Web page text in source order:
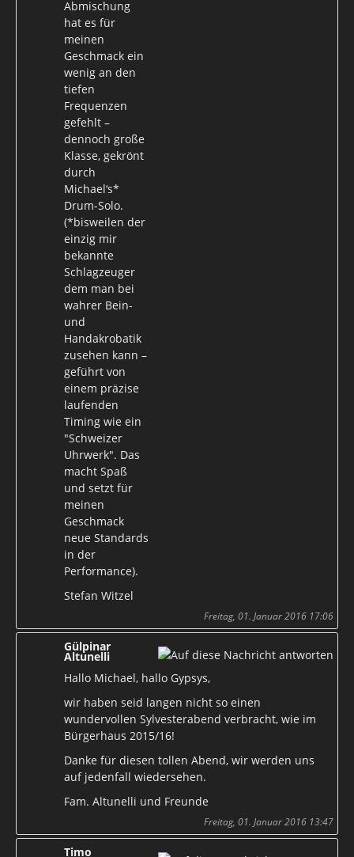
Abmischung
hat es für
meinen
Geschmack ein
wenig an den
tiefen
Frequenzen
gefehlt –
dennoch große
Klasse, gekrönt
durch
Michael‘s*
Drum-Solo.
(*bisweilen der
einzig mir
bekannte
Schlagzeuger
dem man bei
wahrer Bein-
und
Handakrobatik
zusehen kann –
geführt von
einem präzise
laufenden
Timing wie ein
"Schweizer
Uhrwerk". Das
macht Spaß
und setzt für
meinen
Geschmack
neue Standards
in der
Performance).
Stefan Witzel
Freitag, 01. Januar 2016 17:06
Gülpinar
Altunelli
Hallo Michael, hallo Gypsys,
wir haben seid langen nicht so einen
wundervollen Sylvesterabend verbracht, wie im
Bürgerhaus 2015/16!
Danke für diesen tollen Abend, wir werden uns
auf jedenfall wiedersehen.
Fam. Altunelli und Freunde
Freitag, 01. Januar 2016 13:47
Timo